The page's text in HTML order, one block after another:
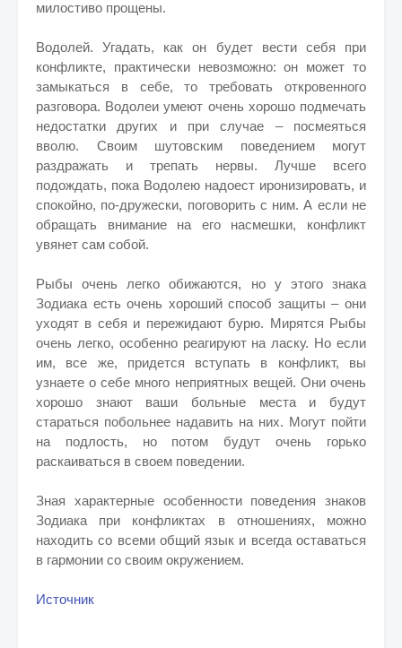
милостиво прощены.
Водолей. Угадать, как он будет вести себя при
конфликте, практически невозможно: он может то
замыкаться в себе, то требовать откровенного
разговора. Водолеи умеют очень хорошо подмечать
недостатки других и при случае – посмеяться
вволю. Своим шутовским поведением могут
раздражать и трепать нервы. Лучше всего
подождать, пока Водолею надоест иронизировать, и
спокойно, по-дружески, поговорить с ним. А если не
обращать внимание на его насмешки, конфликт
увянет сам собой.
Рыбы очень легко обижаются, но у этого знака
Зодиака есть очень хороший способ защиты – они
уходят в себя и пережидают бурю. Мирятся Рыбы
очень легко, особенно реагируют на ласку. Но если
им, все же, придется вступать в конфликт, вы
узнаете о себе много неприятных вещей. Они очень
хорошо знают ваши больные места и будут
стараться побольнее надавить на них. Могут пойти
на подлость, но потом будут очень горько
раскаиваться в своем поведении.
Зная характерные особенности поведения знаков
Зодиака при конфликтах в отношениях, можно
находить со всеми общий язык и всегда оставаться
в гармонии со своим окружением.
Источник